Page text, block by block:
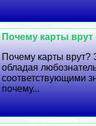
Почему карты
Почему карты врут?
обладая
соответствующими
почему...